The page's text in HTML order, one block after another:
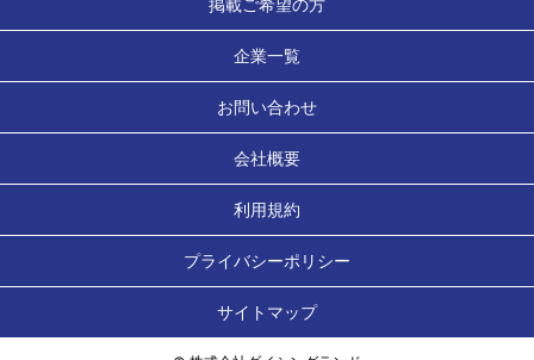
掲載ご希望の方
企業一覧
お問い合わせ
会社概要
利用規約
プライバシーポリシー
サイトマップ